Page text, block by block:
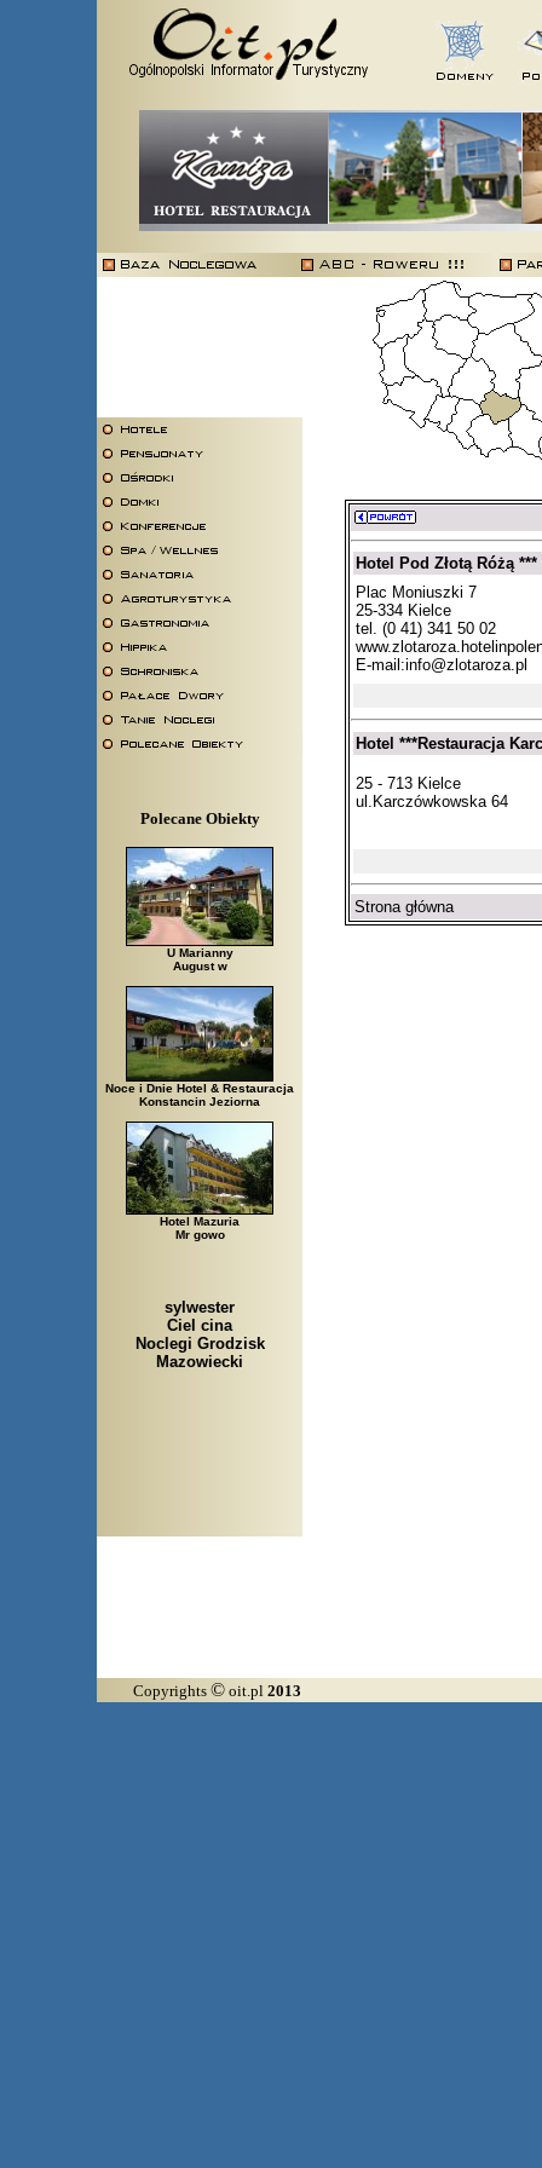
Polecane Obiekty
U Marianny
August w
Noce i Dnie Hotel & Restauracja
Konstancin Jeziorna
Hotel Mazuria
Mr gowo
sylwester
Ciel cina
Noclegi Grodzisk
Mazowiecki
Hotel Pod Złotą Różą ***
Plac Moniuszki 7
25-334 Kielce
tel. (0 41) 341 50 02
E-mail:info@zlotaroza.pl
Hotel ***Restauracja
25 - 713 Kielce
ul.Karczówkowska 64
Strona główna
Copyrights © oit.pl 2013